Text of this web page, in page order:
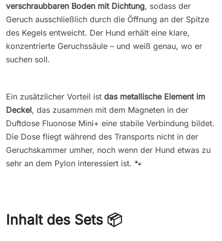
verschraubbaren Boden mit Dichtung, sodass der
Geruch ausschließlich durch die Öffnung an der Spitze
des Kegels entweicht. Der Hund erhält eine klare,
konzentrierte Geruchssäule – und weiß genau, wo er
suchen soll.
Ein zusätzlicher Vorteil ist das metallische Element im
Deckel, das zusammen mit dem Magneten in der
Duftdose Fluonose Mini+ eine stabile Verbindung bildet.
Die Dose fliegt während des Transports nicht in der
Geruchskammer umher, noch wenn der Hund etwas zu
sehr an dem Pylon interessiert ist. 🐾
Inhalt des Sets 📦